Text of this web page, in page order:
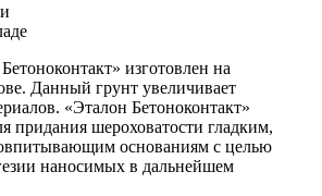
изготовлен на
Данный грунт увеличивает
«Эталон Бетоноконтакт»
придания шероховатости гладким,
основаниям с целью
наносимых в дальнейшем